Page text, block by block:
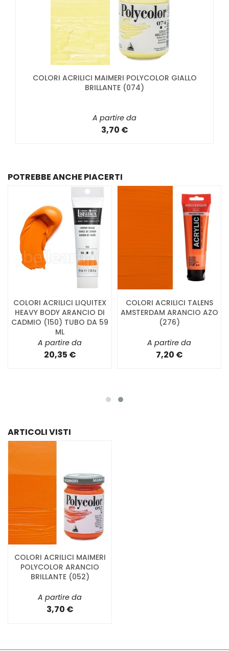
COLORI ACRILICI MAIMERI POLYCOLOR GIALLO
BRILLANTE (074)
A partire da
3,70 €
POTREBBE ANCHE PIACERTI
COLORI ACRILICI LIQUITEX
HEAVY BODY ARANCIO DI
CADMIO (150) TUBO DA 59
ML
A partire da
20,35 €
COLORI ACRILICI TALENS
AMSTERDAM ARANCIO AZO
(276)
A partire da
7,20 €
ARTICOLI VISTI
COLORI ACRILICI MAIMERI
POLYCOLOR ARANCIO
BRILLANTE (052)
A partire da
3,70 €